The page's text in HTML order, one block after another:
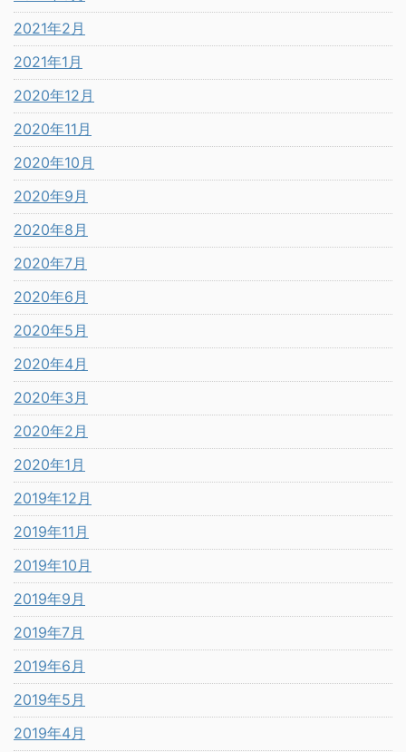
2021年2月
2021年1月
2020年12月
2020年11月
2020年10月
2020年9月
2020年8月
2020年7月
2020年6月
2020年5月
2020年4月
2020年3月
2020年2月
2020年1月
2019年12月
2019年11月
2019年10月
2019年9月
2019年7月
2019年6月
2019年5月
2019年4月